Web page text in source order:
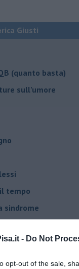
- Do Not
opt-out of the sale,
Giusti
(quanto basta)
sull’umore
tempo
sindrome